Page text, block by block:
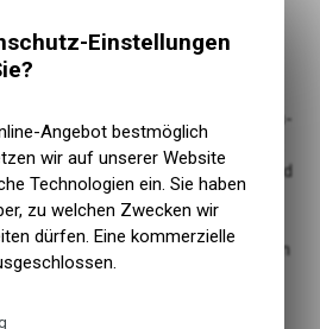
sich durch eine revidierte
Kühlung aus. Ob man ins
startet oder nur eine entspannte
II liefert die unschlagbare
klassischem Design und Preis-
Polster, ein leicht
Loc Sport Anpassungssystem und
jedes Fahrerbedürfnis ab. Wir
nach den ganzen Updates und
doppelten Preis bei der zweiten
Aber der Fixture II bleibt auf
Einstellungen
Angebot bestmöglich
wir auf unserer Website
Technologien ein. Sie haben
zu welchen Zwecken wir
dürfen. Eine kommerzielle